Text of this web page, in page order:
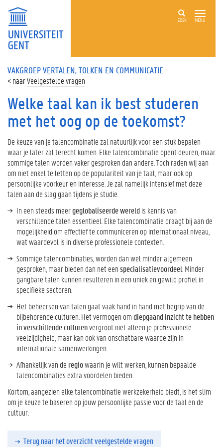
ZOEK MENU
VAKGROEP VERTALEN, TOLKEN EN COMMUNICATIE
Veelgestelde vragen
Welke taal kan ik best studeren
met het oog op de toekomst?
De keuze van je talencombinatie zal natuurlijk voor een stuk bepalen
waar je later zal terecht komen. Elke talencombinatie opent deuren, maar
sommige talen worden vaker gesproken dan andere. Toch raden wij aan
om niet enkel te letten op de populariteit van je taal, maar ook op
persoonlijke voorkeur en interesse. Je zal namelijk intensief met deze
talen aan de slag gaan tijdens je studie.
In een steeds meergeglobaliseerde wereldis kennis van
verschillende talen essentieel. Elke talencombinatie draagt bij aan de
mogelijkheid om effectief te communiceren op internationaal niveau,
wat waardevol is in diverse professionele contexten.
Sommige talencombinaties, worden dan wel minder algemeen
gesproken, maar bieden dan net eenspecialisatievoordeel . Minder
gangbare talen kunnen resulteren in een uniek en gewild profiel in
specifieke sectoren.
Het beheersen van talen gaat vaak hand in hand met begrip van de
bijbehorende culturen. Het vermogen omdiepgaand inzicht te hebben
in verschillende culturenvergroot niet alleen je professionele
veelzijdigheid, maar kan ook van onschatbare waarde zijn in
internationale samenwerkingen.
Afhankelijk van de regiowaarin je wilt werken, kunnen bepaalde
talencombinaties extra voordelen bieden.
Kortom, aangezien elke talencombinatie werkzekerheid biedt, is het slim
om je keuze te baseren op jouw persoonlijke passie voor de taal en de
cultuur.
Terug naar het overzicht veelgestelde vragen